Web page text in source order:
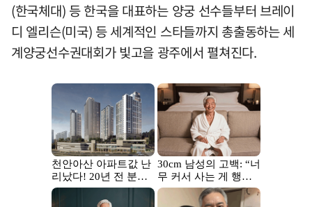
(한국체대) 등 한국을 대표하는 양궁 선수들부터 브레이
디 엘리슨(미국) 등 세계적인 스타들까지 총출동하는 세
계양궁선수권대회가 빛고을 광주에서 펼쳐진다.